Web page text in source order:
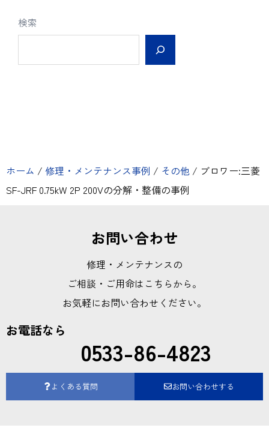
検索
ホーム / 修理・メンテナンス事例 / その他 / ブロワー:三菱
SF-JRF 0.75kW 2P 200Vの分解・整備の事例
お問い合わせ
修理・メンテナンスの
ご相談・ご用命はこちらから。
お気軽にお問い合わせください。
お電話なら
0533-86-4823
よくある質問 お問い合わせする